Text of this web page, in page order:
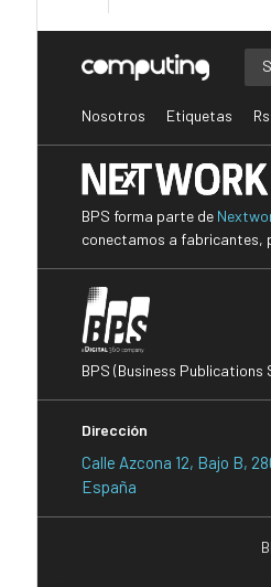
Nosotros Etiquetas
BPS forma parte de
conectamos a fabricantes,
BPS (Business
Dirección
Calle Azcona 12, Bajo B,
España